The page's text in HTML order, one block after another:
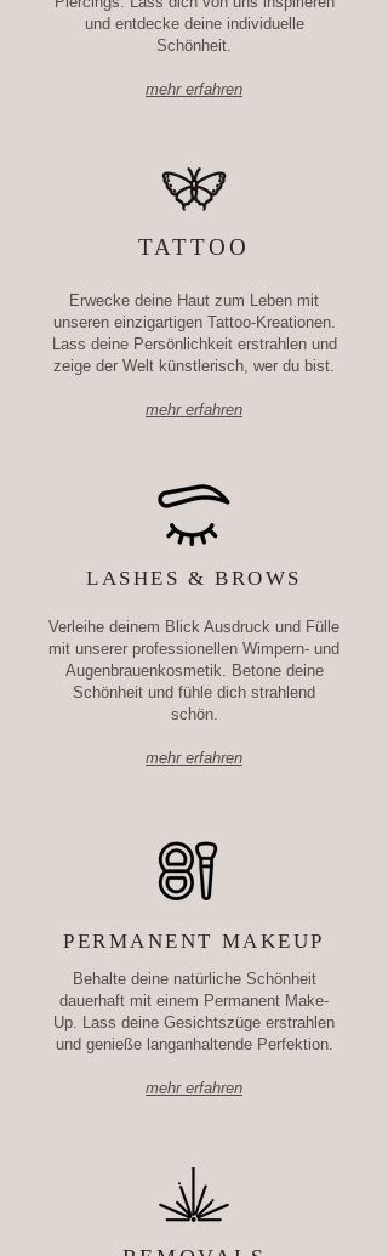
und entdecke deine individuelle
Schönheit.
mehr erfahren
TATTOO
Erwecke deine Haut zum Leben mit
unseren einzigartigen Tattoo-Kreationen.
Lass deine Persönlichkeit erstrahlen und
zeige der Welt künstlerisch, wer du bist.
mehr erfahren
LASHES & BROWS
Verleihe deinem Blick Ausdruck und Fülle
mit unserer professionellen Wimpern- und
Augenbrauenkosmetik. Betone deine
Schönheit und fühle dich strahlend
schön.
mehr erfahren
PERMANENT MAKEUP
Behalte deine natürliche Schönheit
dauerhaft mit einem Permanent Make-
Up. Lass deine Gesichtszüge erstrahlen
und genieße langanhaltende Perfektion.
mehr erfahren